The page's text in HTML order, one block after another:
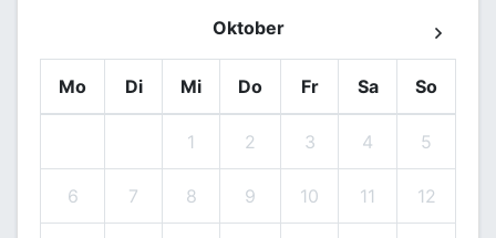
Oktober
Mo Di Mi Do Fr Sa So
1 2 3 4 5
6 7 8 9 10 11 12